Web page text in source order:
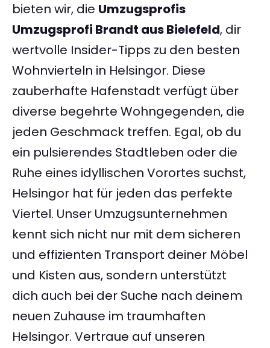
bieten wir, die Umzugsprofis
Umzugsprofi Brandt aus Bielefeld, dir
wertvolle Insider-Tipps zu den besten
Wohnvierteln in Helsingor. Diese
zauberhafte Hafenstadt verfügt über
diverse begehrte Wohngegenden, die
jeden Geschmack treffen. Egal, ob du
ein pulsierendes Stadtleben oder die
Ruhe eines idyllischen Vorortes suchst,
Helsingor hat für jeden das perfekte
Viertel. Unser Umzugsunternehmen
kennt sich nicht nur mit dem sicheren
und effizienten Transport deiner Möbel
und Kisten aus, sondern unterstützt
dich auch bei der Suche nach deinem
neuen Zuhause im traumhaften
Helsingor. Vertraue auf unseren